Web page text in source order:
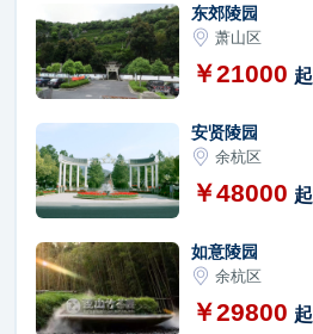
东郊陵园
萧山区
￥21000 起
安贤陵园
余杭区
￥48000 起
如意陵园
余杭区
￥29800 起